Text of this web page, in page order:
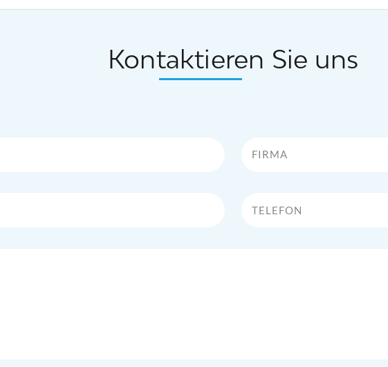
Kontaktieren Sie uns